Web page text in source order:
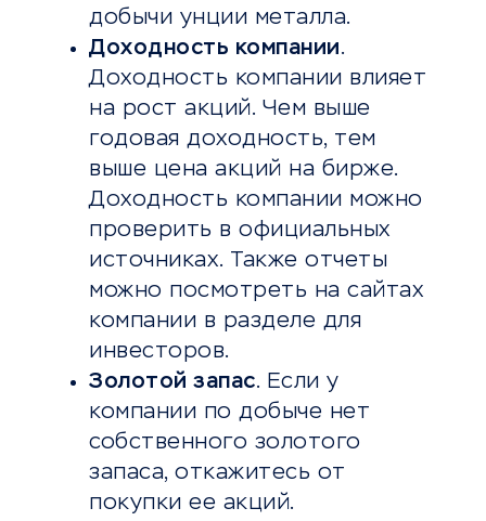
добычи унции металла.
Доходность компании.
Доходность компании влияет
на рост акций. Чем выше
годовая доходность, тем
выше цена акций на бирже.
Доходность компании можно
проверить в официальных
источниках. Также отчеты
можно посмотреть на сайтах
компании в разделе для
инвесторов.
Золотой запас. Если у
компании по добыче нет
собственного золотого
запаса, откажитесь от
покупки ее акций.